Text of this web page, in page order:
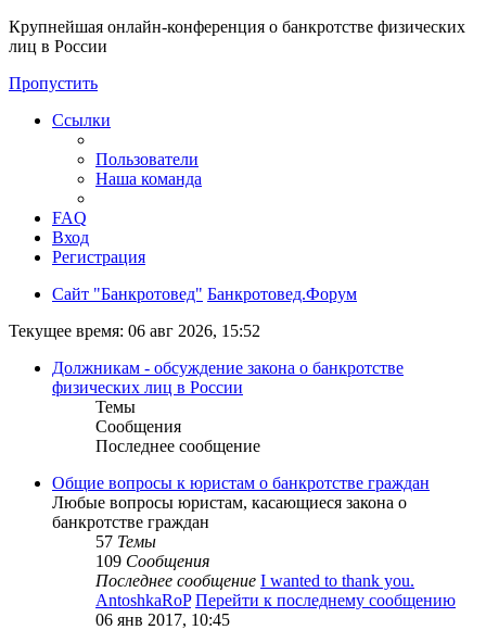
Крупнейшая онлайн-конференция о банкротстве физических
лиц в России
Пропустить
Ссылки
Пользователи
Наша команда
FAQ
Вход
Регистрация
Сайт "Банкротовед" Банкротовед.Форум
Текущее время: 06 авг 2026, 15:52
Должникам - обсуждение закона о банкротстве
физических лиц в России
Темы
Сообщения
Последнее сообщение
Общие вопросы к юристам о банкротстве граждан
Любые вопросы юристам, касающиеся закона о
банкротстве граждан
57 Темы
109 Сообщения
Последнее сообщение I wanted to thank you.
AntoshkaRoP Перейти к последнему сообщению
06 янв 2017, 10:45